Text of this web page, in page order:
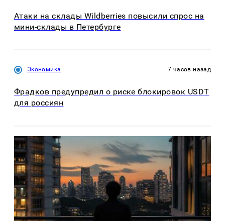
Атаки на склады Wildberries повысили спрос на
мини-склады в Петербурге
Экономика 7 часов назад
Фрадков предупредил о риске блокировок USDT
для россиян